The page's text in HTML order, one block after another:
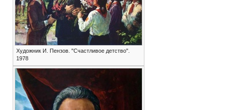
Художник И. Пензов. "Счастливое детство".
1978